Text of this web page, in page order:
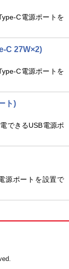
C電源ポートを
C 27W×2)
C電源ポートを
ト)
できるUSB電源ポ
源ポートを設置で